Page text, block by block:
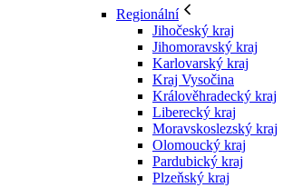
Regionální
Jihočeský kraj
Jihomoravský kraj
Karlovarský kraj
Kraj Vysočina
Králověhradecký kraj
Liberecký kraj
Moravskoslezský kraj
Olomoucký kraj
Pardubický kraj
Plzeňský kraj